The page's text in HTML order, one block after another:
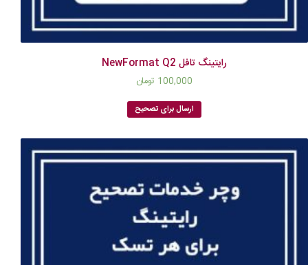
رایتینگ تافل NewFormat Q2
100,000 تومان
ارسال برای تصحیح